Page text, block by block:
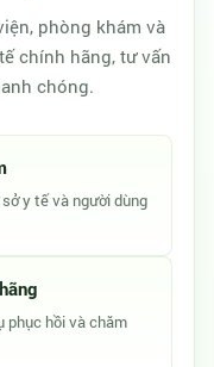
phòng khám và
chính hãng, tư vấn
chóng.
y tế và người dùng
phục hồi và chăm